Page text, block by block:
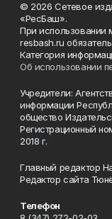
© 2026 Сетевое
«РесБаш».
При использовании
resbash.ru
Категория
Об использовании
Учредители:
информации
общество
Регистрационный
2018 г.
Главный редактор
Редактор сайта
Телефон